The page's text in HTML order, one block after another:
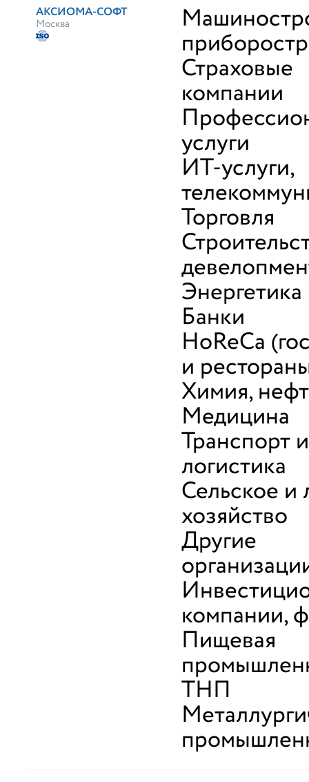
АКСИОМА-СОФТ
Москва
Страховые
компании
услуги
ИТ-услуги,
Торговля
Энергетика
Банки
HoReCa
и
Химия,
Медицина
Транспорт и
логистика
Сельское и
хозяйство
Другие
компании,
Пищевая
ТНП